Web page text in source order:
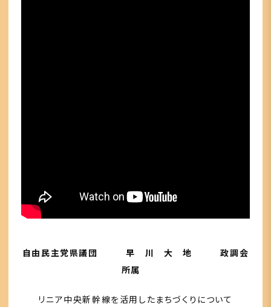
自由民主党県議団 早 川 大 地 政調会
所属
リニア中央新幹線を活用したまちづくりについて